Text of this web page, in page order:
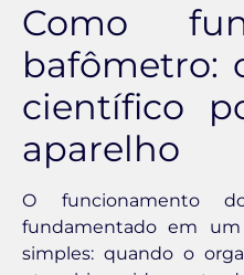
Como
bafômetro:
científico
aparelho
O funcionamento
fundamentado em
simples: quando o